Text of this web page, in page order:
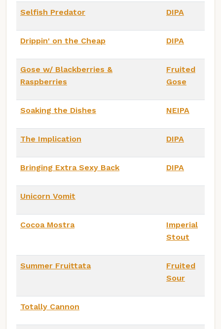
Selfish Predator DIPA
Drippin' on the Cheap DIPA
Gose w/ Blackberries &
Raspberries
Fruited
Gose
Soaking the Dishes NEIPA
The Implication DIPA
Bringing Extra Sexy Back DIPA
Unicorn Vomit
Cocoa Mostra
Imperial
Stout
Summer Fruittata
Fruited
Sour
Totally Cannon